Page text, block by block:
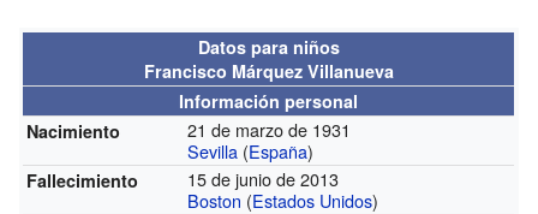
Datos para niños
Francisco Márquez Villanueva
Información personal
Nacimiento
21 de marzo de 1931
Sevilla (España)
Fallecimiento
15 de junio de 2013
Boston (Estados Unidos)